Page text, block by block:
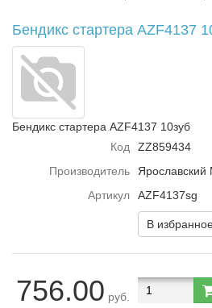
Бендикс стартера AZF4137
Бендикс стартера AZF4137 10зуб
Код
ZZ859434
Производитель
Артикул
AZF4137sg
В
756.00 руб.